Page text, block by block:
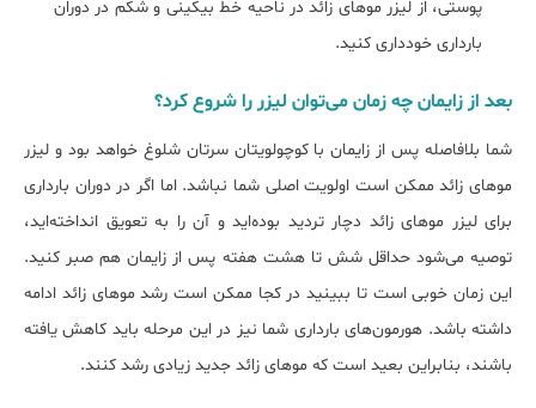
پوستی، از لیزر موهای زائد در ناحیه خط بیکینی و شکم در دوران
بارداری خودداری کنید.
بعد از زایمان چه زمان می‌توان لیزر را شروع کرد؟
شما بلافاصله پس از زایمان با کوچولویتان سرتان شلوغ خواهد بود و لیزر
موهای زائد ممکن است اولویت اصلی شما نباشد. اما اگر در دوران بارداری
برای لیزر موهای زائد دچار تردید بوده‌اید و آن را به تعویق انداخته‌اید،
توصیه می‌شود حداقل شش تا هشت هفته پس از زایمان هم صبر کنید.
این زمان خوبی است تا ببینید در کجا ممکن است رشد موهای زائد ادامه
داشته باشد. هورمون‌های بارداری شما نیز در این مرحله باید کاهش یافته
باشند، بنابراین بعید است که موهای زائد جدید زیادی رشد کنند.